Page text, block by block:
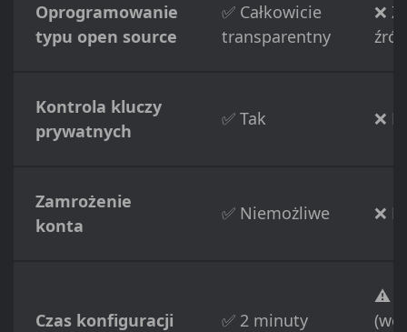
Oprogramowanie
typu open source
✅ Całkowicie
transparentny
❌
Kontrola kluczy
prywatnych
✅ Tak ❌
Zamrożenie
konta
✅ Niemożliwe ❌
Czas konfiguracji ✅ 2 minuty
⚠️